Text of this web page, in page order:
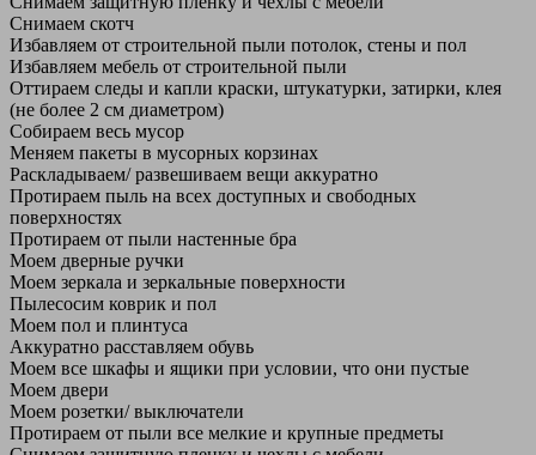
Снимаем скотч
Избавляем от строительной пыли потолок, стены и пол
Избавляем мебель от строительной пыли
Оттираем следы и капли краски, штукатурки, затирки, клея
(не более 2 см диаметром)
Собираем весь мусор
Меняем пакеты в мусорных корзинах
Раскладываем/ развешиваем вещи аккуратно
Протираем пыль на всех доступных и свободных
поверхностях
Протираем от пыли настенные бра
Моем дверные ручки
Моем зеркала и зеркальные поверхности
Пылесосим коврик и пол
Моем пол и плинтуса
Аккуратно расставляем обувь
Моем все шкафы и ящики при условии, что они пустые
Моем двери
Моем розетки/ выключатели
Протираем от пыли все мелкие и крупные предметы